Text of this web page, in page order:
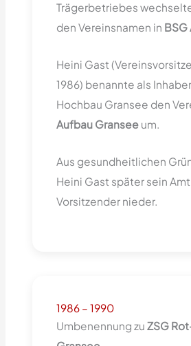
Trägerbetriebes
den Vereinsnamen in BSG
Heini Gast
1986) benannte als
Hochbau Gransee den
Aufbau Gransee um.
Aus gesundheitlichen
Heini Gast später sein
Vorsitzender nieder.
1986 – 1990
Umbenennung zuZSG